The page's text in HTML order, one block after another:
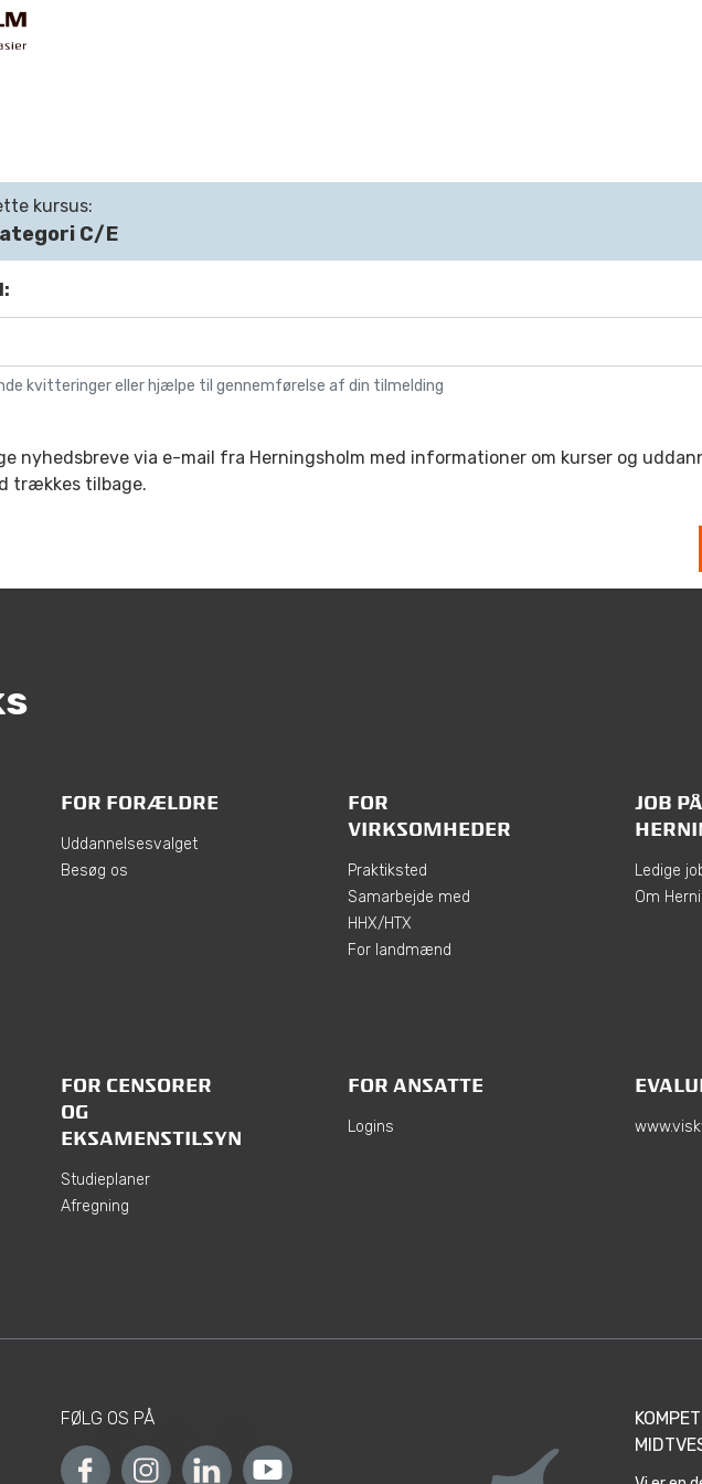
kursus:
C/E
kvitteringer eller hjælpe til gennemførelse af din tilmelding
nyhedsbreve via e-mail fra Herningsholm med informationer om kurser og
trækkes tilbage.
FOR FORÆLDRE
Uddannelsesvalget
Besøg os
FOR
VIRKSOMHEDER
Praktiksted
Samarbejde med
HHX/HTX
For landmænd
JOB PÅ
Ledige
Om
FOR CENSORER
OG
EKSAMENSTILSYN
Studieplaner
Afregning
FOR ANSATTE
Logins
FØLG OS PÅ